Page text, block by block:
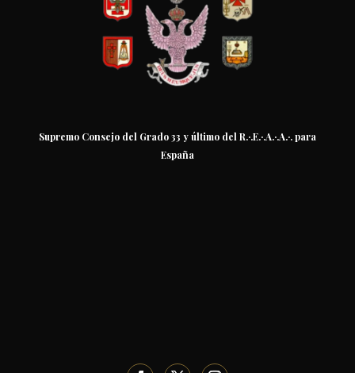
Supremo Consejo del Grado 33 y último del R.·.E.·.A.·.A.·. para
España